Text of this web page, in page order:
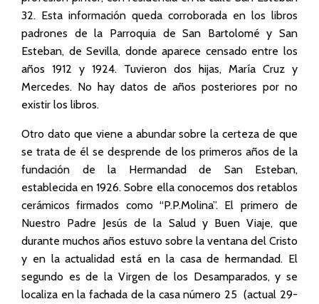
32. Esta información queda corroborada en los libros
padrones de la Parroquia de San Bartolomé y San
Esteban, de Sevilla, donde aparece censado entre los
años 1912 y 1924. Tuvieron dos hijas, María Cruz y
Mercedes. No hay datos de años posteriores por no
existir los libros.
Otro dato que viene a abundar sobre la certeza de que
se trata de él se desprende de los primeros años de la
fundación de la Hermandad de San Esteban,
establecida en 1926. Sobre ella conocemos dos retablos
cerámicos firmados como “P.P.Molina”. El primero de
Nuestro Padre Jesús de la Salud y Buen Viaje, que
durante muchos años estuvo sobre la ventana del Cristo
y en la actualidad está en la casa de hermandad. El
segundo es de la Virgen de los Desamparados, y se
localiza en la fachada de la casa número 25 (actual 29-